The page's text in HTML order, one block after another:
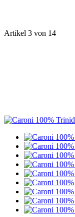
Artikel 3 von 14